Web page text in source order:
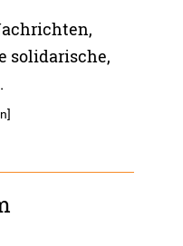
solidarische,